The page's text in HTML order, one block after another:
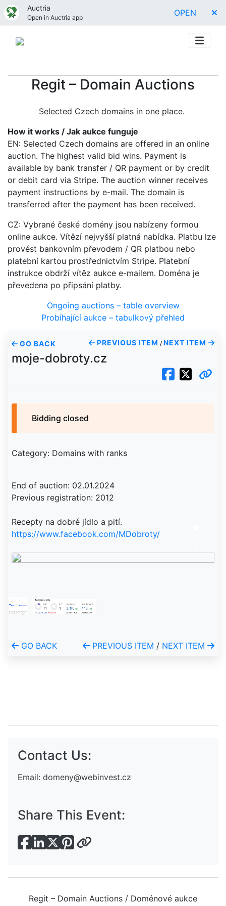
Auctria
Open in Auctria app OPEN
Regit – Domain Auctions
Selected Czech domains in one place.
How it works / Jak aukce funguje
EN: Selected Czech domains are offered in an online
auction. The highest valid bid wins. Payment is
available by bank transfer / QR payment or by credit
or debit card via Stripe. The auction winner receives
payment instructions by e-mail. The domain is
transferred after the payment has been received.
CZ: Vybrané české domény jsou nabízeny formou
online aukce. Vítězí nejvyšší platná nabídka. Platbu lze
provést bankovním převodem / QR platbou nebo
platební kartou prostřednictvím Stripe. Platební
instrukce obdrží vítěz aukce e-mailem. Doména je
převedena po připsání platby.
Ongoing auctions – table overview
Probíhající aukce – tabulkový přehled
GO BACK PREVIOUS ITEM / NEXT ITEM
moje-dobroty.cz
Bidding closed
Category: Domains with ranks
End of auction: 02.01.2024
Previous registration: 2012
Recepty na dobré jídlo a pití.
https://www.facebook.com/MDobroty/
GO BACK PREVIOUS ITEM / NEXT ITEM
Contact Us:
Email: domeny@webinvest.cz
Share This Event:
Regit – Domain Auctions / Doménové aukce